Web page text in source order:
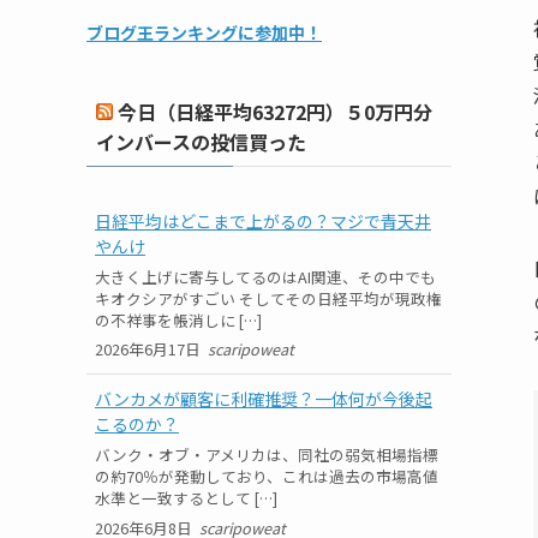
ブログ王ランキングに参加中！
今日（日経平均63272円）５0万円分
インバースの投信買った
日経平均はどこまで上がるの？マジで青天井
やんけ
2026年6月17日
大きく上げに寄与してるのはAI関連、その中でも
キオクシアがすごい そしてその日経平均が現政権
の不祥事を帳消しに […]
scaripoweat
バンカメが顧客に利確推奨？一体何が今後起
こるのか？
2026年6月8日
バンク・オブ・アメリカは、同社の弱気相場指標
の約70％が発動しており、これは過去の市場高値
水準と一致するとして […]
scaripoweat